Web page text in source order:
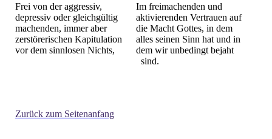
Frei von der aggressiv,
depressiv oder gleichgültig
machenden, immer aber
zerstörerischen Kapitulation
vor dem sinnlosen Nichts,
Im freimachenden und
aktivierenden Vertrauen auf
die Macht Gottes, in dem
alles seinen Sinn hat und in
dem wir unbedingt bejaht
sind.
Zurück zum Seitenanfang